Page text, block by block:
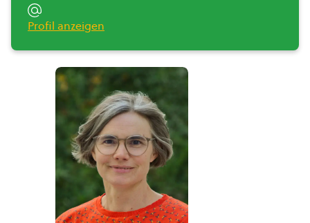
Profil anzeigen